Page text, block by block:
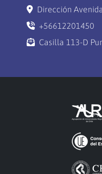
Dirección
+56612201450
Casilla 113-D